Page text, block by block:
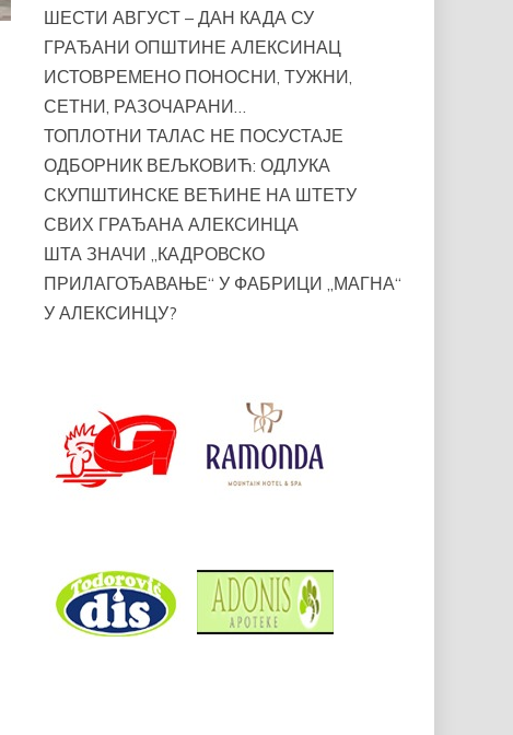
ШЕСТИ АВГУСТ – ДАН КАДА СУ
ГРАЂАНИ ОПШТИНЕ АЛЕКСИНАЦ
ИСТОВРЕМЕНО ПОНОСНИ, ТУЖНИ,
СЕТНИ, РАЗОЧАРАНИ…
ТОПЛОТНИ ТАЛАС НЕ ПОСУСТАЈЕ
ОДБОРНИК ВЕЉКОВИЋ: ОДЛУКА
СКУПШТИНСКЕ ВЕЋИНЕ НА ШТЕТУ
СВИХ ГРАЂАНА АЛЕКСИНЦА
ШТА ЗНАЧИ „КАДРОВСКО
ПРИЛАГОЂАВАЊЕ“ У ФАБРИЦИ „МАГНА“
У АЛЕКСИНЦУ?